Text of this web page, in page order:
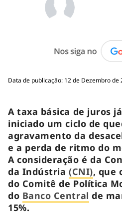
Data de publicação: 12 de Dezembro de
A taxa básica de juros
iniciado um ciclo de
agravamento da
e a perda de ritmo do
A consideração é da
da Indústria(CNI), que
do Comitê de Política
do Banco Central de
15%.